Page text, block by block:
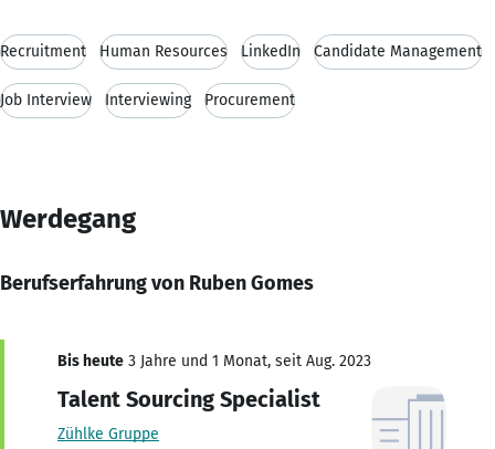
Recruitment Human Resources LinkedIn Candidate Management
Job Interview Interviewing Procurement
Werdegang
Berufserfahrung von Ruben Gomes
Bis heute 3 Jahre und 1 Monat, seit Aug. 2023
Talent Sourcing Specialist
Zühlke Gruppe